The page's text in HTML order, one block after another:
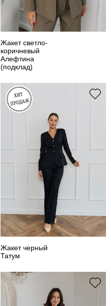
Жакет светло-
коричневый
Алефтина
(подклад)
Жакет черный
Татум